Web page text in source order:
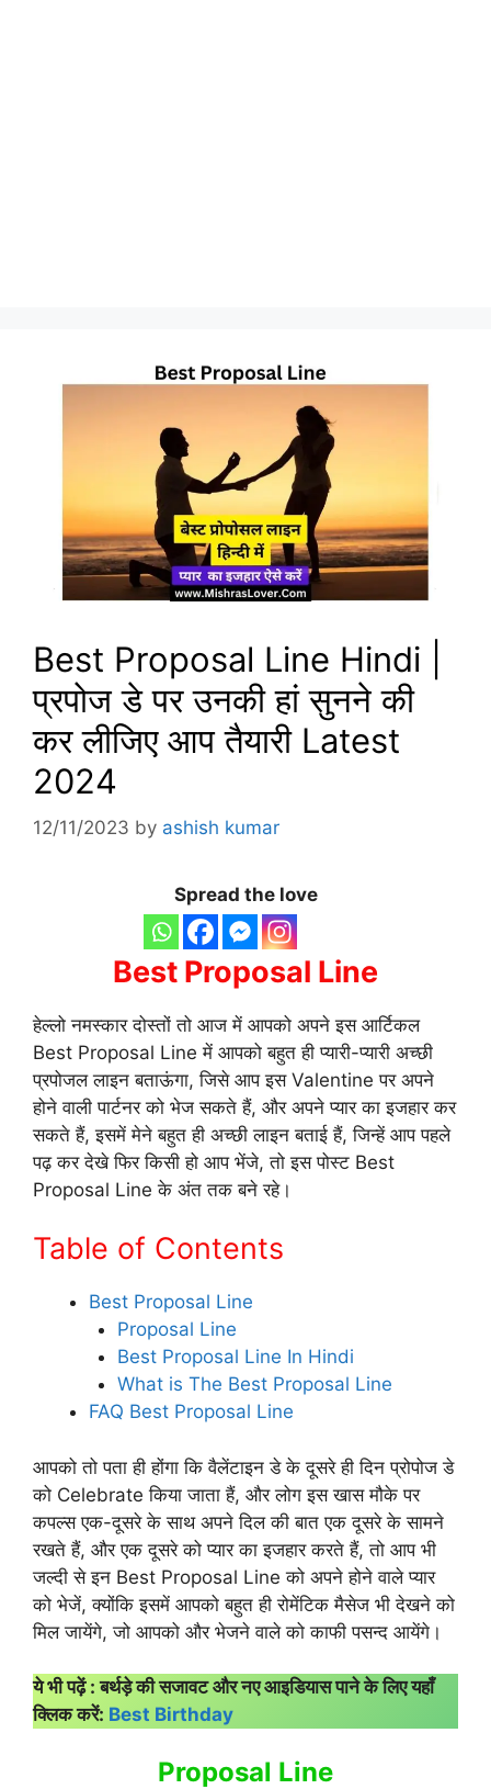
Best Proposal Line Hindi |
प्रपोज डे पर उनकी हां सुनने की
कर लीजिए आप तैयारी Latest
2024
12/11/2023 by ashish kumar
Spread the love
Best Proposal Line
हेल्लो नमस्कार दोस्तों तो आज में आपको अपने इस आर्टिकल
Best Proposal Line में आपको बहुत ही प्यारी-प्यारी अच्छी
प्रपोजल लाइन बताऊंगा, जिसे आप इस Valentine पर अपने
होने वाली पार्टनर को भेज सकते हैं, और अपने प्यार का इजहार कर
सकते हैं, इसमें मेने बहुत ही अच्छी लाइन बताई हैं, जिन्हें आप पहले
पढ़ कर देखे फिर किसी हो आप भेंजे, तो इस पोस्ट Best
Proposal Line के अंत तक बने रहे।
Table of Contents
Best Proposal Line
Proposal Line
Best Proposal Line In Hindi
What is The Best Proposal Line
FAQ Best Proposal Line
आपको तो पता ही होंगा कि वैलेंटाइन डे के दूसरे ही दिन प्रोपोज डे
को Celebrate किया जाता हैं, और लोग इस खास मौके पर
कपल्स एक-दूसरे के साथ अपने दिल की बात एक दूसरे के सामने
रखते हैं, और एक दूसरे को प्यार का इजहार करते हैं, तो आप भी
जल्दी से इन Best Proposal Line को अपने होने वाले प्यार
को भेजें, क्योंकि इसमें आपको बहुत ही रोमेंटिक मैसेज भी देखने को
मिल जायेंगे, जो आपको और भेजने वाले को काफी पसन्द आयेंगे।
ये भी पढ़ें : बर्थड़े की सजावट और नए आइडियास पाने के लिए यहाँ
क्लिक करें: Best Birthday
Proposal Line